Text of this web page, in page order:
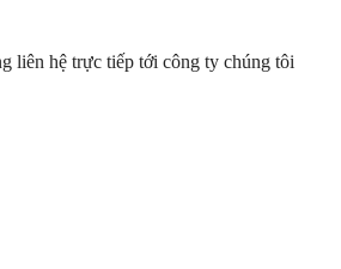
hệ trực tiếp tới công ty chúng tôi